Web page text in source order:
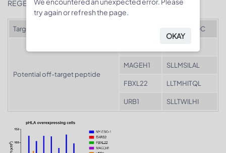
REGENERON, WO2020086647A1
Target peptide SLLMWITQC
Potential off-target peptide
MAGEH1 SLLMSILAL
FBXL22 LLTMHITQL
URB1 SLLTWILHI
try again or refresh the page.
OKAY